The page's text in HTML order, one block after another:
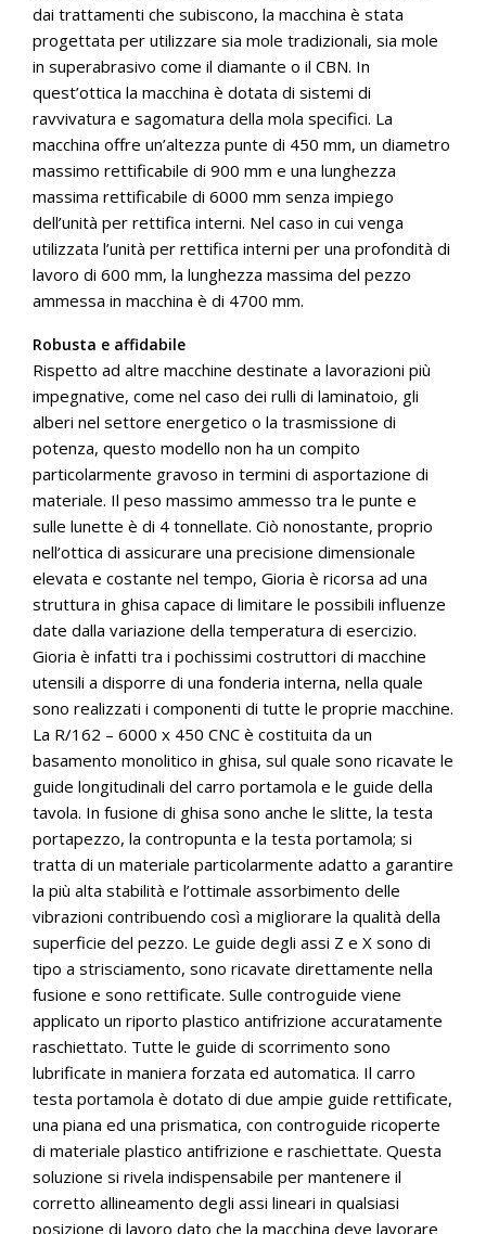
dai trattamenti che subiscono, la macchina è stata
progettata per utilizzare sia mole tradizionali, sia mole
in superabrasivo come il diamante o il CBN. In
quest’ottica la macchina è dotata di sistemi di
ravvivatura e sagomatura della mola specifici. La
macchina offre un’altezza punte di 450 mm, un diametro
massimo rettificabile di 900 mm e una lunghezza
massima rettificabile di 6000 mm senza impiego
dell’unità per rettifica interni. Nel caso in cui venga
utilizzata l’unità per rettifica interni per una profondità di
lavoro di 600 mm, la lunghezza massima del pezzo
ammessa in macchina è di 4700 mm.
Robusta e affidabile
Rispetto ad altre macchine destinate a lavorazioni più
impegnative, come nel caso dei rulli di laminatoio, gli
alberi nel settore energetico o la trasmissione di
potenza, questo modello non ha un compito
particolarmente gravoso in termini di asportazione di
materiale. Il peso massimo ammesso tra le punte e
sulle lunette è di 4 tonnellate. Ciò nonostante, proprio
nell’ottica di assicurare una precisione dimensionale
elevata e costante nel tempo, Gioria è ricorsa ad una
struttura in ghisa capace di limitare le possibili influenze
date dalla variazione della temperatura di esercizio.
Gioria è infatti tra i pochissimi costruttori di macchine
utensili a disporre di una fonderia interna, nella quale
sono realizzati i componenti di tutte le proprie macchine.
La R/162 – 6000 x 450 CNC è costituita da un
basamento monolitico in ghisa, sul quale sono ricavate le
guide longitudinali del carro portamola e le guide della
tavola. In fusione di ghisa sono anche le slitte, la testa
portapezzo, la contropunta e la testa portamola; si
tratta di un materiale particolarmente adatto a garantire
la più alta stabilità e l’ottimale assorbimento delle
vibrazioni contribuendo così a migliorare la qualità della
superficie del pezzo. Le guide degli assi Z e X sono di
tipo a strisciamento, sono ricavate direttamente nella
fusione e sono rettificate. Sulle controguide viene
applicato un riporto plastico antifrizione accuratamente
raschiettato. Tutte le guide di scorrimento sono
lubrificate in maniera forzata ed automatica. Il carro
testa portamola è dotato di due ampie guide rettificate,
una piana ed una prismatica, con controguide ricoperte
di materiale plastico antifrizione e raschiettate. Questa
soluzione si rivela indispensabile per mantenere il
corretto allineamento degli assi lineari in qualsiasi
posizione di lavoro dato che la macchina deve lavorare